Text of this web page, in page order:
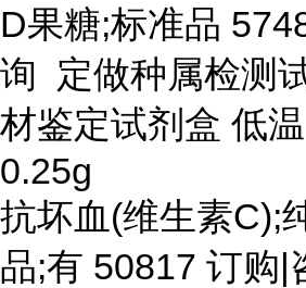
D果糖;标准品
询 定做种属检测
材鉴定试剂盒 低温
0.25g
抗坏血 (维生素C);
品;有 50817 订购